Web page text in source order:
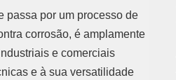
passa por um processo de
corrosão, é amplamente
e comerciais
e à sua versatilidade